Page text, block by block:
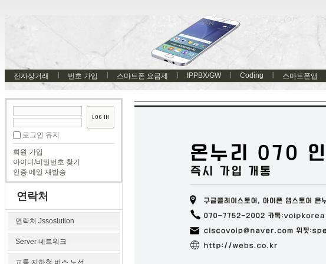
전자상거래 번호 가입 스마트폰 요금제 IPPBX/GW Coding 스마트폰앱
로그인 유지
회원 가입
아이디/비밀번호 찾기
인증 메일 재발송
연락처
연락처 Jssoslution
Server 네트워크
교통 지하철 버스 노선